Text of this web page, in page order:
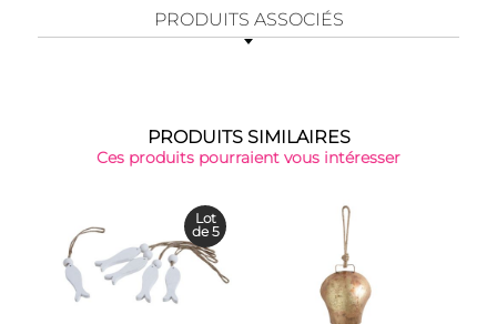
PRODUITS ASSOCIÉS
PRODUITS SIMILAIRES
Ces produits pourraient vous intéresser
Lot
de 5